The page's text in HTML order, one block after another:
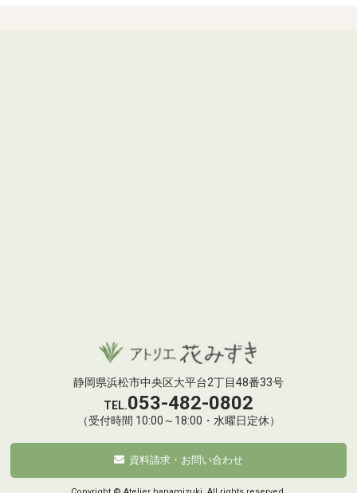
静岡県浜松市中央区大平台2丁目48番33号
TEL.053-482-0802
（受付時間 10:00～18:00・水曜日定休）
資料請求・お問い合わせ